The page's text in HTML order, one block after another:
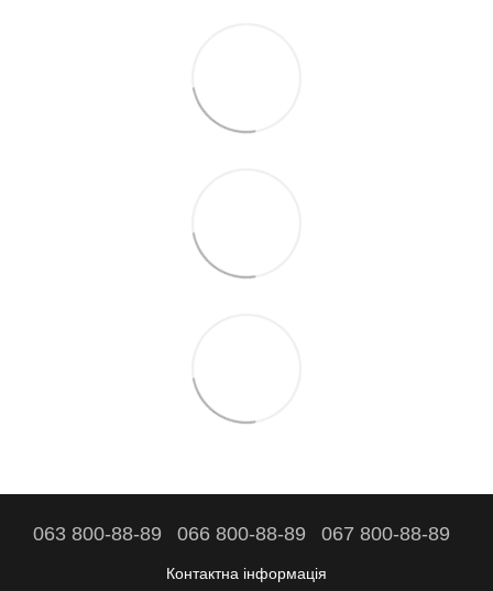
063 800-88-89 066 800-88-89 067 800-88-89
Контактна інформація